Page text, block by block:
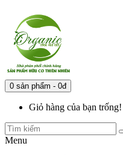
0 sản phẩm - 0đ
Giỏ hàng của bạn trống!
Menu